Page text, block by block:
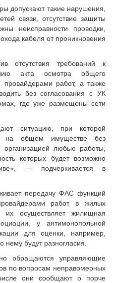
допускают такие нарушения,
связи, отсутствие защиты
неисправности проводки,
кабеля от проникновения
отсутствия требований к
акта осмотра общего
работ, а также
без согласования с УК
где уже размещены сети
ситуацию, при которой
на общем имуществе без
любые работы,
которых будет возможно
— подчеркивается в
передачу ФАС функций
работ в жилых
осуществляет жилищная
у антимонопольной
для оценки, например,
нему будут разногласия.
обращаются управляющие
по вопросам неправомерных
они сообщают о порче